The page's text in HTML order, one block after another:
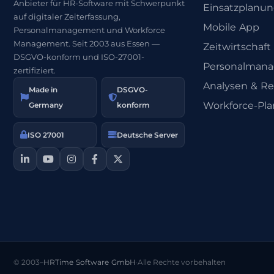
Anbieter für HR-Software mit Schwerpunkt
auf digitaler Zeiterfassung,
Personalmanagement und Workforce
Management. Seit 2003 aus Essen —
DSGVO-konform und ISO-27001-
zertifiziert.
Made in
Germany
DSGVO-
konform
ISO 27001 Deutsche Server
Mobile App
Zeitwirtschaft
Analysen &
Workforce-
© 2003–HRTime Software GmbH·Alle Rechte vorbehalten